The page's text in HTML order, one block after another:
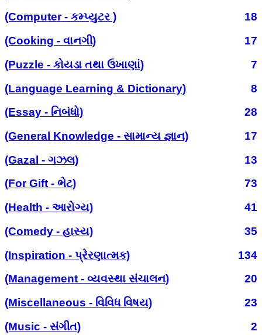
(Computer - કમ્પ્યુટર )
18
(Cooking - વાનગી)
17
(Puzzle - કોયડા તથા ઉખાણાં)
7
(Language Learning & Dictionary)
8
(Essay - નિબંધો)
28
(General Knowledge - સામાન્ય જ્ઞાન)
17
(Gazal - ગઝલ)
13
(For Gift - ભેટ)
73
(Health - આરોગ્ય)
41
(Comedy - હાસ્ય)
35
(Inspiration - પ્રેરણાત્મક)
134
(Management - વ્યવસ્થા સંચાલન)
20
(Miscellaneous - વિવિધ વિષય)
23
(Music - સંગીત)
2